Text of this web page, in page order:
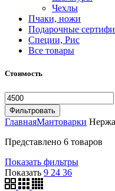
Чехлы
Пчаки, ножи
Подарочные
Специи, Рис
Все товары
Стоимость
Фильтровать
ГлавнаяМантоварки
Представлено 6 товаров
Показать фильтры
Показать 9 24 36